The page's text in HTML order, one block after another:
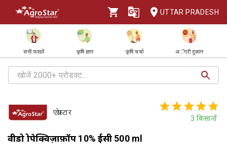
UTTAR PRADESH
सभी फसलें कृषि ज्ञान कृषि चर्चा अॅग्री दुकान
एग्रोस्टार
3 किसानों
वीडप्रो प्रोपेक्विज़ाफ़ॉप 10% ईसी 500 ml